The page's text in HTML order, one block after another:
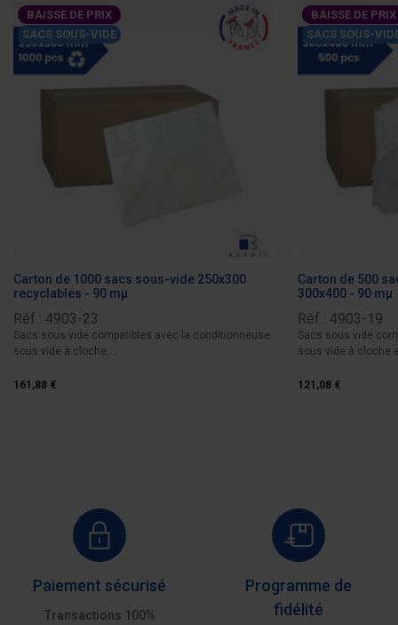
BAISSE DE PRIX
SACS SOUS-VIDE
Carton de 1000 sacs sous-vide 250x300
recyclables - 90 mµ
Réf : 4903-23
Sacs sous vide compatibles avec la conditionneuse
sous vide à cloche,...
161,88 €
BAISSE DE PRIX
SACS SOUS-
Carton de 500
300x400 - 90 mµ
Réf : 4903-19
Sacs sous vide
sous vide à cloche
121,08 €
Paiement sécurisé
Transactions 100%
Programme de
fidélité